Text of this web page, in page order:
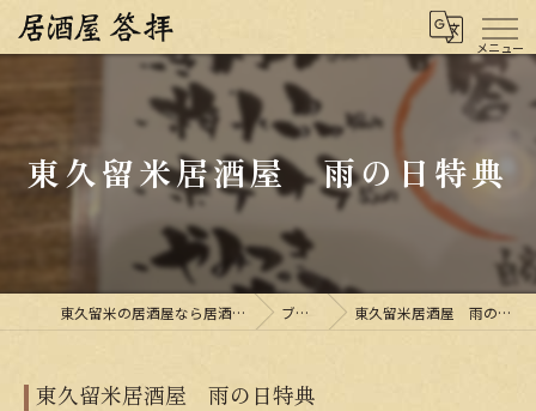
東久留米居酒屋 雨の日特典
東久留米の居酒屋なら居酒屋 答拝 ブログ 東久留米居酒屋 雨の日特典
東久留米居酒屋 雨の日特典